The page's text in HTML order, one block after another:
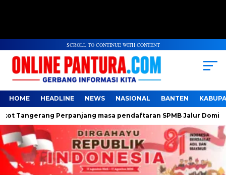
SCROLL TO CONTINUE WITH CONTENT
HOME HEADLINE NEWS NASIONAL BANTEN
Perpanjang masa pendaftaran SPMB Jalur Domisili